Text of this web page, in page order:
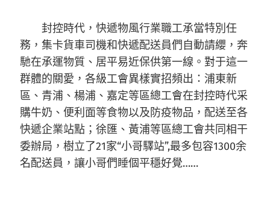
封控時代，快遞物風行業職工承當特別任
務，集卡貨車司機和快遞配送員們自動請纓，奔
馳在承運物質、居平易近保供第一線。對于這一
群體的關愛，各級工會異樣實招頻出：浦東新
區、青浦、楊浦、嘉定等區總工會在封控時代采
購牛奶、便利面等食物以及防疫物品，配送至各
快遞企業站點；徐匯、黃浦等區總工會共同相干
委辦局，樹立了21家“小哥驛站”,最多包容1300余
名配送員，讓小哥們睡個平穩好覺……